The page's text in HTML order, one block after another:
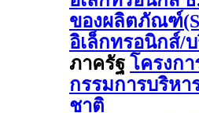
ของผลิตภัณฑ์
อิเล็กทรอนิกส์/
ภาครัฐ โครงก
กรรมการบริหา
ชาติ